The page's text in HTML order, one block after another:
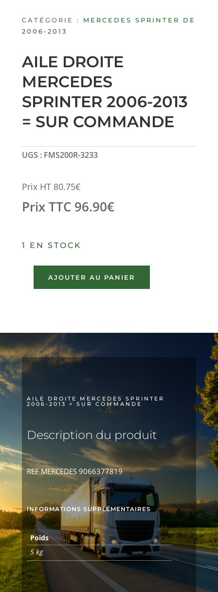
CATÉGORIE : MERCEDES SPRINTER DE
2006-2013
AILE DROITE
MERCEDES
SPRINTER 2006-2013
= SUR COMMANDE
UGS : FMS200R-3233
Prix HT 80.75€
Prix TTC 96.90€
1 EN STOCK
quantité
SPRINTER
2006-
2013
=
COMMANDE
AJOUTER AU PANIER
AILE DROITE MERCEDES SPRINTER
2006-2013 = SUR COMMANDE
Description du produit
REF MERCEDES 9066377819
INFORMATIONS SUPPLÉMENTAIRES
Poids
5 kg